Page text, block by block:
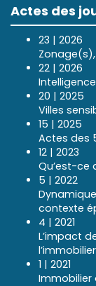
Actes des
23 | 2026
22 | 2026
20 | 2025
Villes
15 | 2025
Actes des
12 | 2023
Qu’est-ce
5 | 2022
contexte
4 | 2021
L’impact
l’immobilier
1 | 2021
Immobilier